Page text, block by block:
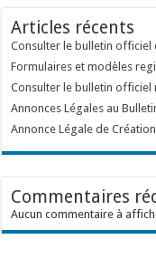
Articles récents
Consulter le bulletin officiel
Formulaires et modèles
Consulter le bulletin officiel
Annonces Légales au
Annonce Légale de
Commentaires
Aucun commentaire à